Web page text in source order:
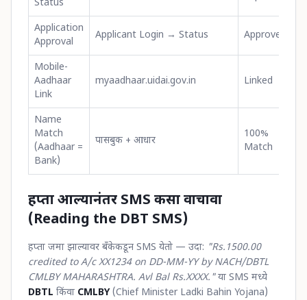
Status
Application
Approval
Applicant Login → Status Approved
Mobile-
Aadhaar
Link
myaadhaar.uidai.gov.in Linked
Name
Match
(Aadhaar =
Bank)
पासबुक + आधार
100%
Match
हप्ता आल्यानंतर SMS कसा वाचावा
(Reading the DBT SMS)
हप्ता जमा झाल्यावर बँकेकडून SMS येतो — उदा: "Rs.1500.00
credited to A/c XX1234 on DD-MM-YY by NACH/DBTL
CMLBY MAHARASHTRA. Avl Bal Rs.XXXX."या SMS मध्ये
DBTL किंवा CMLBY(Chief Minister Ladki Bahin Yojana)